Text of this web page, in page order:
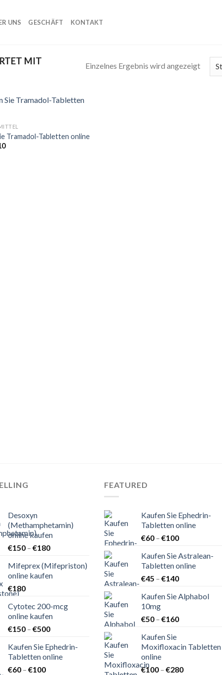
UNS GESCHÄFT KONTAKT
MIT
Einzelnes Ergebnis wird angezeigt
Add to
Tramadol-Tabletten online
Preisspanne:
Desoxyn
(Methamphetamin)
online kaufen
€150 – €180Preisspanne:
bis
€180
Mifeprex (Mifepriston)
online kaufen
€180
Cytotec 200-mcg
online kaufen
€150 – €500Preisspanne:
bis
€500
Kaufen Sie Ephedrin-
Tabletten online
€60 – €100Preisspanne:
FEATURED
Kaufen Sie Ephedrin-
Tabletten online
€60 – €100Preisspanne:
bis
€100
Kaufen Sie Astralean-
Tabletten online
€45 – €140Preisspanne:
bis
Kaufen Sie Alphabol
10mg
€50 – €160Preisspanne:
€160
Kaufen Sie
Moxifloxacin Tabletten
online
€100 – €280Preisspanne: